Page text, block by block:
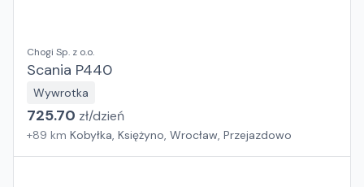
Chogi Sp. z o.o.
Scania P440
Wywrotka
725.70 zł/dzień
+89 km Kobyłka, Księżyno, Wrocław, Przejazdowo